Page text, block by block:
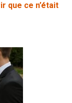
que ce n’était